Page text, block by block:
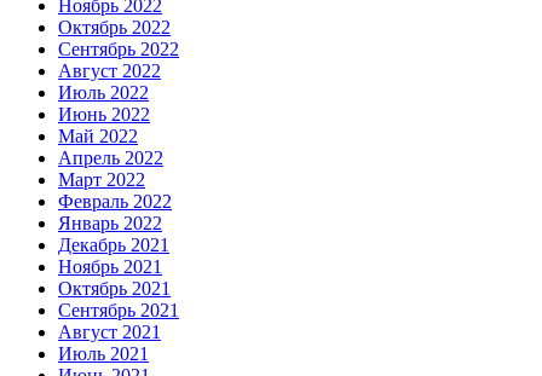
Ноябрь 2022
Октябрь 2022
Сентябрь 2022
Август 2022
Июль 2022
Июнь 2022
Май 2022
Апрель 2022
Март 2022
Февраль 2022
Январь 2022
Декабрь 2021
Ноябрь 2021
Октябрь 2021
Сентябрь 2021
Август 2021
Июль 2021